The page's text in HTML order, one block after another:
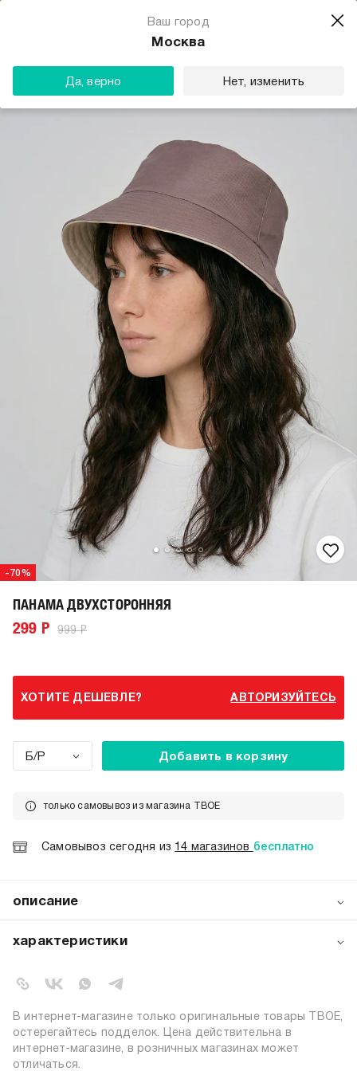
Ваш город
Москва
Да, верно Нет, изменить
-70%
ПАНАМА ДВУХСТОРОННЯЯ
299 Р 999 Р
ХОТИТЕ ДЕШЕВЛЕ? АВТОРИЗУЙТЕСЬ
Б/Р Добавить в корзину
только самовывоз из магазина ТВОЕ
Самовывоз сегодня из 14 магазинов бесплатно
описание
и тёмно‑бежевая стороны. Лёгкая летняя модель с
один момент с ТВОЕ!
характеристики
коллекция:
цвет:
бежевый
состав:
100% хлопок
узор:
однотонный
В интернет-магазине только оригинальные товары ТВОЕ,
остерегайтесь подделок. Цена действительна в
интернет-магазине, в розничных магазинах может
отличаться.
Магазин одежды для тебя